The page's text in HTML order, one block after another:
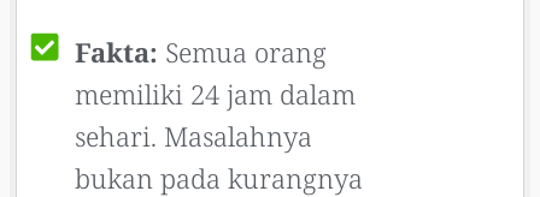
Fakta: Semua orang
memiliki 24 jam dalam
sehari. Masalahnya
bukan pada kurangnya